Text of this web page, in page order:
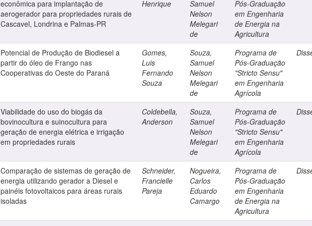
econômica para implantação de
aerogerador para propriedades rurais de
Cascavel, Londrina e Palmas-PR
Henrique
Samuel
Nelson
Melegari
de
Pós-Graduação
em Engenharia
de Energia na
Agricultura
Potencial de Produção de Biodiesel a
partir do óleo de Frango nas
Cooperativas do Oeste do Paraná
Gomes,
Luis
Fernando
Souza
Souza,
Samuel
Nelson
Melegari
de
Programa de
Pós-Graduação
"Stricto Sensu"
em Engenharia
Agrícola
Viabilidade do uso do biogás da
bovinocultura e suinocultura para
geração de energia elétrica e irrigação
em propriedades rurais
Coldebella,
Anderson
Souza,
Samuel
Nelson
Melegari
de
Programa de
Pós-Graduação
"Stricto Sensu"
em Engenharia
Agrícola
Comparação de sistemas de geração de
energia utilizando gerador a Diesel e
painéis fotovoltaicos para áreas rurais
isoladas
Schneider,
Francielle
Pareja
Nogueira,
Carlos
Eduardo
Camargo
Programa de
Pós-Graduação
em Engenharia
de Energia na
Agricultura